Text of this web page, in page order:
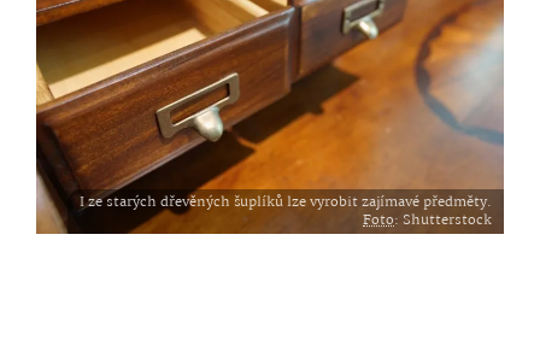
I ze starých dřevěných šuplíků lze vyrobit zajímavé předměty.
Foto: Shutterstock